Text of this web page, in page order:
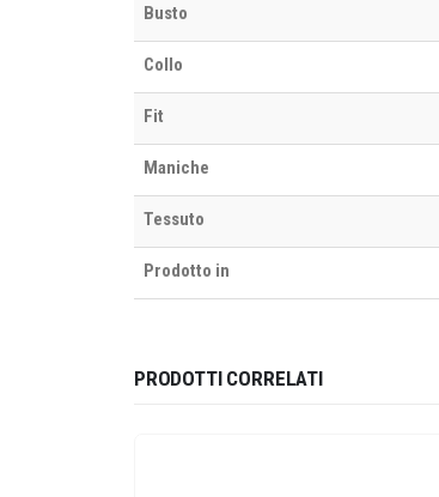
Busto
Collo
Fit
Maniche
Tessuto
Prodotto in
PRODOTTI CORRELATI